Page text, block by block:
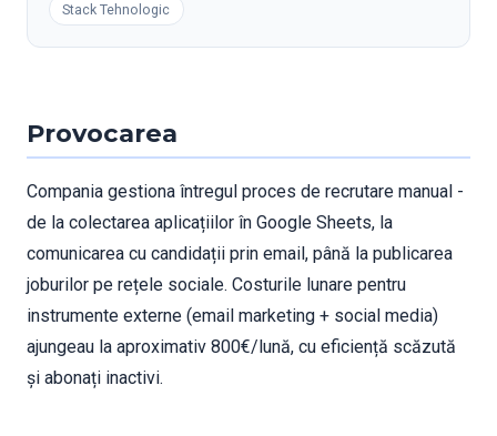
Stack Tehnologic
Provocarea
Compania gestiona întregul proces de recrutare manual -
de la colectarea aplicațiilor în Google Sheets, la
comunicarea cu candidații prin email, până la publicarea
joburilor pe rețele sociale. Costurile lunare pentru
instrumente externe (email marketing + social media)
ajungeau la aproximativ 800€/lună, cu eficiență scăzută
și abonați inactivi.